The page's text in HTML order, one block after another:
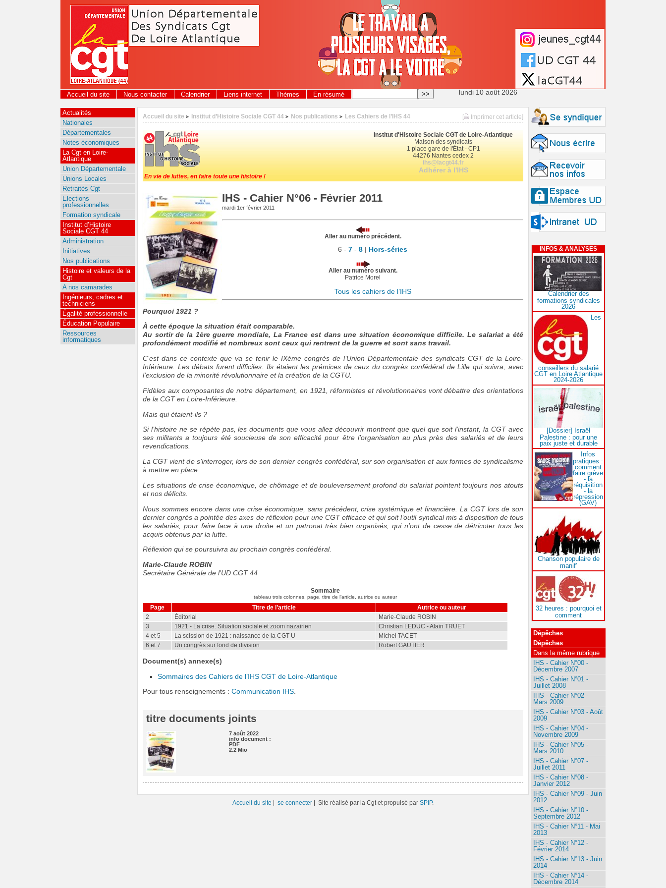
Panneau de gestion des cookies
Accueil du site Nous contacter Calendrier Liens internet Thèmes En résumé lundi 10 août 2026
[ Imprimer cet article]
Accueil du site > Institut d’Histoire Sociale CGT 44 > Nos publications > Les Cahiers de l’IHS 44
En vie de luttes, en faire toute une histoire !
Institut d'Histoire Sociale CGT de Loire-Atlantique
Maison des syndicats
1 place gare de l'État - CP1
44276 Nantes cedex 2
ihs@lacgt44.fr
Adhérer à l'IHS
IHS - Cahier N°06 - Février 2011
mardi 1er février 2011
Aller au numéro précédent.
6 - 7 - 8 Hors-séries
Aller au numéro suivant.
Patrice Morel
Tous les cahiers de l’IHS
Pourquoi 1921 ?
À cette époque la situation était comparable.
Au sortir de la 1ère guerre mondiale, La France est dans une situation économique difficile. Le salariat a été
profondément modifié et nombreux sont ceux qui rentrent de la guerre et sont sans travail.
C’est dans ce contexte que va se tenir le IXème congrès de l’Union Départementale des syndicats CGT de la Loire-
Inférieure. Les débats furent difficiles. Ils étaient les prémices de ceux du congrès confédéral de Lille qui suivra, avec
l’exclusion de la minorité révolutionnaire et la création de la CGTU.
Fidèles aux composantes de notre département, en 1921, réformistes et révolutionnaires vont débattre des orientations
de la CGT en Loire-Inférieure.
Mais qui étaient-ils ?
Si l’histoire ne se répète pas, les documents que vous allez découvrir montrent que quel que soit l’instant, la CGT avec
ses militants a toujours été soucieuse de son efficacité pour être l’organisation au plus près des salariés et de leurs
revendications.
La CGT vient de s’interroger, lors de son dernier congrès confédéral, sur son organisation et aux formes de syndicalisme
à mettre en place.
Les situations de crise économique, de chômage et de bouleversement profond du salariat pointent toujours nos atouts
et nos déficits.
Nous sommes encore dans une crise économique, sans précédent, crise systémique et financière. La CGT lors de son
dernier congrès a pointée des axes de réflexion pour une CGT efficace et qui soit l’outil syndical mis à disposition de tous
les salariés, pour faire face à une droite et un patronat très bien organisés, qui n’ont de cesse de détricoter tous les
acquis obtenus par la lutte.
Réflexion qui se poursuivra au prochain congrès confédéral.
Marie-Claude ROBIN
Secrétaire Générale de l’UD CGT 44
Sommaire
tableau trois colonnes, page, titre de l’article, autrice ou auteur
Page Titre de l’article
Autrice ou auteur
2
Éditorial
Marie-Claude ROBIN
3
1921 - La crise. Situation sociale et zoom nazairien
Christian LEDUC - Alain TRUET
4 et 5
La scission de 1921 : naissance de la CGT U
Michel TACET
6 et 7
Un congrès sur fond de division Robert GAUTIER
Document(s) annexe(s)
Sommaires des Cahiers de l’IHS CGT de Loire-Atlantique
Pour tous renseignements : Communication IHS.
titre documents joints
7 août 2022
info document :
PDF
2.2 Mio
INFOS & ANALYSES
Calendrier des
formations syndicales
2026
Les
conseillers du salarié
CGT en Loire Atlantique
2024-2026
[Dossier] Israël
Palestine : pour une
paix juste et durable
Infos
pratiques :
comment
faire grève
- la
réquisition
- la
répression
(GAV)
Chanson populaire de
manif’
32 heures : pourquoi et
comment
Dépêches
Dépêches
Dans la même rubrique
IHS - Cahier N°00 -
Décembre 2007
IHS - Cahier N°01 -
Juillet 2008
IHS - Cahier N°02 -
Mars 2009
IHS - Cahier N°03 - Août
2009
IHS - Cahier N°04 -
Novembre 2009
IHS - Cahier N°05 -
Mars 2010
IHS - Cahier N°07 -
Juillet 2011
IHS - Cahier N°08 -
Janvier 2012
IHS - Cahier N°09 - Juin
2012
IHS - Cahier N°10 -
Septembre 2012
IHS - Cahier N°11 - Mai
2013
IHS - Cahier N°12 -
Février 2014
IHS - Cahier N°13 - Juin
2014
IHS - Cahier N°14 -
Décembre 2014
Actualités
Nationales
Départementales
Notes économiques
La Cgt en Loire-
Atlantique
Union Départementale
Unions Locales
Retraités Cgt
Elections
professionnelles
Formation syndicale
Institut d’Histoire
Sociale CGT 44
Administration
Initiatives
Nos publications
Histoire et valeurs de la
Cgt
A nos camarades
Ingénieurs, cadres et
techniciens
Égalité professionnelle
Éducation Populaire
Ressources
informatiques
Accueil du site | se connecter | Site réalisé par la Cgt et propulsé par SPIP.